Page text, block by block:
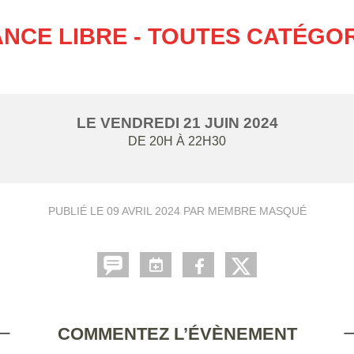
LIBRE - TOUTES
LE VENDREDI 21 JUIN 2024
DE 20H À 22H30
PUBLIÉ LE 09 AVRIL 2024PAR MEMBRE MASQUÉ
COMMENTEZ L’ÉVÈNEMENT